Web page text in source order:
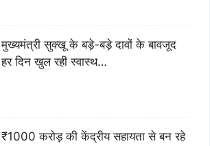
मुख्यमंत्री सुक्खू के बड़े-बड़े दावों के बावजूद
हर दिन खुल रही स्वास्थ…
₹1000 करोड़ की केंद्रीय सहायता से बन रहे